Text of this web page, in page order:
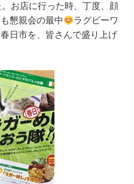
お店に行った時、丁度、顔
懇親会の最中
ラグビーワ
日市を、皆さんで盛り上げ